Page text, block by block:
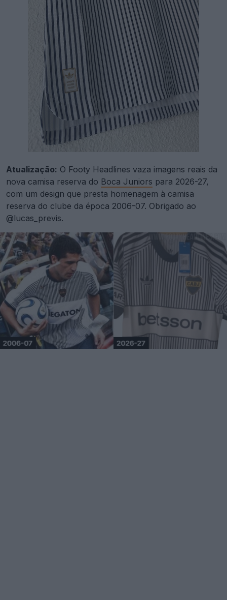
Atualização: O Footy Headlines vaza imagens reais da
nova camisa reserva do Boca Juniors para 2026-27,
com um design que presta homenagem à camisa
reserva do clube da época 2006-07. Obrigado ao
@lucas_previs.